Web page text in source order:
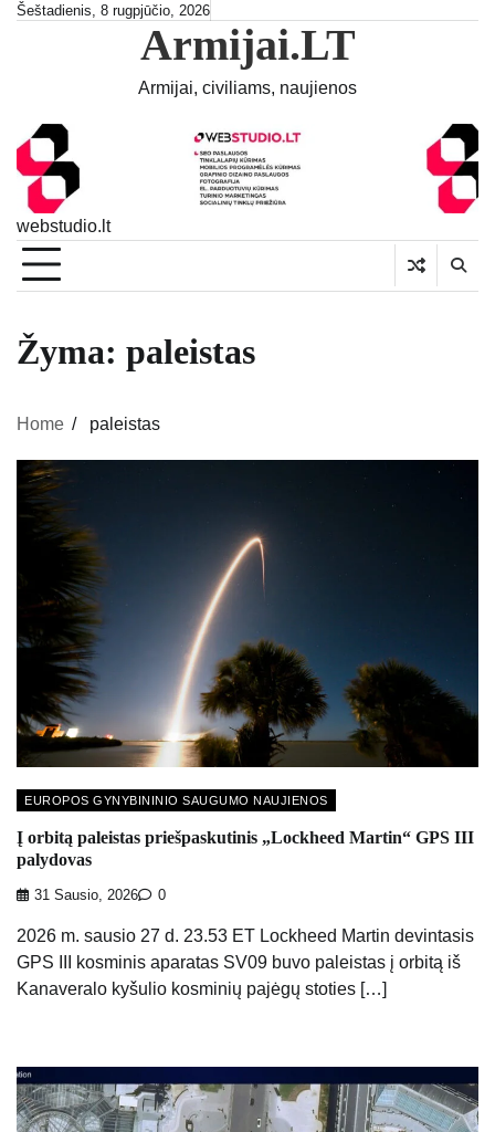
SkipŠeštadienis, 8 rugpjūčio, 2026
Armijai.LT
Armijai, civiliams, naujienos
webstudio.lt
Žyma: paleistas
Home paleistas
EUROPOS GYNYBININIO SAUGUMO NAUJIENOS
Į orbitą paleistas priešpaskutinis „Lockheed Martin“ GPS III
palydovas
31 Sausio, 2026 0
2026 m. sausio 27 d. 23.53 ET Lockheed Martin devintasis
GPS III kosminis aparatas SV09 buvo paleistas į orbitą iš
Kanaveralo kyšulio kosminių pajėgų stoties […]